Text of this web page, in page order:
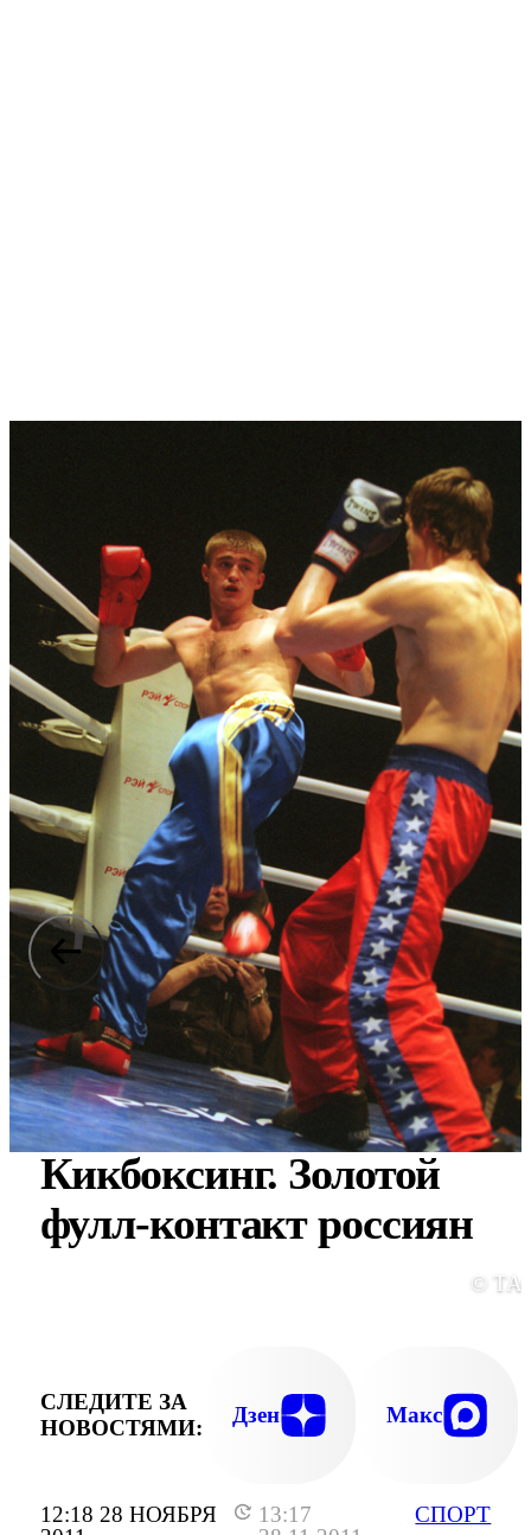
12:18 28 НОЯБРЯ
13:17
СПОРТ
Кикбоксинг. Золотой
фулл-контакт россиян
©
СЛЕДИТЕ ЗА
НОВОСТЯМИ:
Дзен Макс